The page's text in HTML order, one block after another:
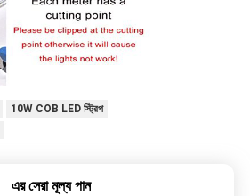
10W COB LED স্ট্রিপ
এর সেরা মূল্য পান